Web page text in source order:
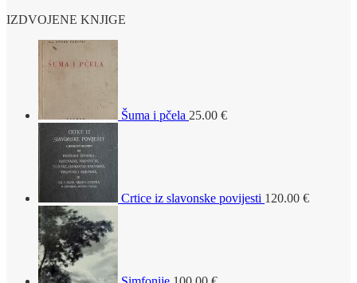
IZDVOJENE KNJIGE
Šuma i pčela 25.00 €
Crtice iz slavonske povijesti 120.00 €